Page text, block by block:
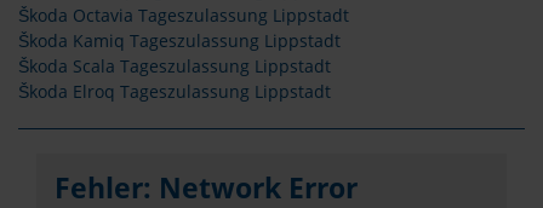
Škoda Octavia Tageszulassung Lippstadt
Škoda Kamiq Tageszulassung Lippstadt
Škoda Scala Tageszulassung Lippstadt
Škoda Elroq Tageszulassung Lippstadt
Fehler: Network Error